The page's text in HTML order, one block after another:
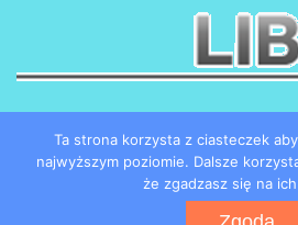
Copyright by SP184
Ta strona korzysta z ciasteczek
najwyższym poziomie. Dalsze
że zgadzasz się na